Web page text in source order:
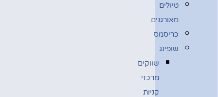
טיולים
מאורגנים
כריסמס
שופינג
שווקים
מרכזי
קניות